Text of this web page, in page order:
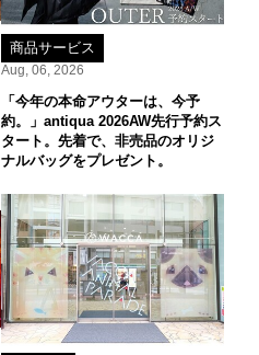
商品サービス
Aug, 06, 2026
「今年の本命アウターは、今予
約。」antiqua 2026AW先行予約ス
タート。先着で、非売品のオリジ
ナルバッグをプレゼント。